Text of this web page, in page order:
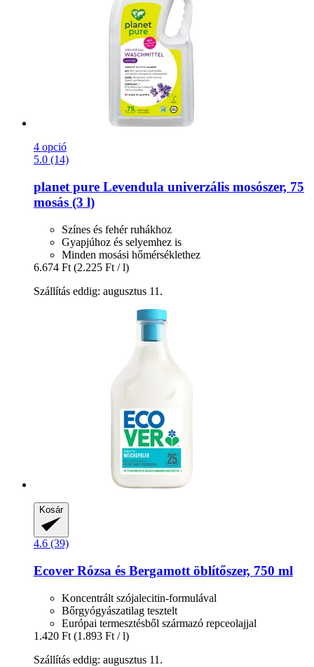
4 opció
5.0 (14)
planet pure Levendula univerzális mosószer, 75
mosás (3 l)
Színes és fehér ruhákhoz
Gyapjúhoz és selyemhez is
Minden mosási hőmérséklethez
6.674 Ft (2.225 Ft / l)
Szállítás eddig: augusztus 11.
Kosár
4.6 (39)
Ecover Rózsa és Bergamott öblítőszer, 750 ml
Koncentrált szójalecitin-formulával
Bőrgyógyászatilag tesztelt
Európai termesztésből származó repceolajjal
1.420 Ft (1.893 Ft / l)
Szállítás eddig: augusztus 11.